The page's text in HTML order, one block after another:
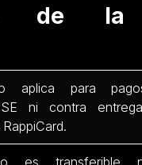
de la
aplica para
ni contra
es transferible